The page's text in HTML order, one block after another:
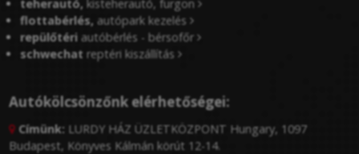
teherautó, kisteherautó, furgon
flottabérlés, autópark kezelés
repülőtéri autóbérlés - bérsofőr
schwechat reptéri kiszállítás
Autókölcsönzőnk elérhetőségei:
 Címünk: LURDY HÁZ ÜZLETKÖZPONT Hungary, 1097
Budapest, Könyves Kálmán körút 12-14.